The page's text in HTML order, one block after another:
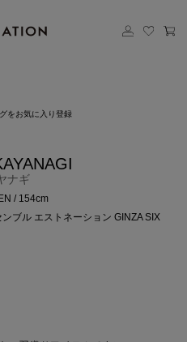
をお気に入り登録
ナギ
/ 154cm
ンブル エストネーション GINZA SIX